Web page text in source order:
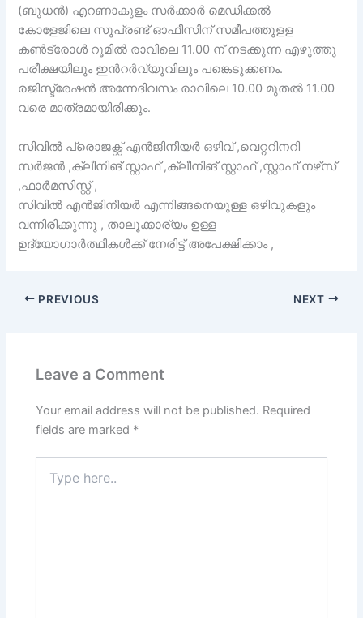
(ബുധൻ) എറണാകുളം സർക്കാർ മെഡിക്കൽ
കോളേജിലെ സൂപ്രണ്ട് ഓഫീസിന് സമീപത്തുളള
കൺട്രോൾ റൂമിൽ രാവിലെ 11.00 ന് നടക്കുന്ന എഴുത്തു
പരീക്ഷയിലും ഇൻറർവ്യൂവിലും പങ്കെടുക്കണം.
രജിസ്ട്രേഷൻ അന്നേദിവസം രാവിലെ 10.00 മുതൽ 11.00
വരെ മാത്രമായിരിക്കും.
സിവിൽ പ്രൊജക്റ്റ് എൻജിനീയർ ഒഴിവ് ,വെറ്ററിനറി
സർജൻ ,ക്ലീനിങ് സ്റ്റാഫ് ,ക്ലീനിങ് സ്റ്റാഫ് ,സ്റ്റാഫ് നഴ്‌സ്
,ഫാർമസിസ്റ്റ് ,
സിവിൽ എൻജിനീയർ എന്നിങ്ങനെയുള്ള ഒഴിവുകളും
വന്നിരിക്കുന്നു , താലൂക്കാര്യം ഉള്ള
ഉദ്യോഗാർത്ഥികൾക്ക് നേരിട്ട് അപേക്ഷിക്കാം ,
PREVIOUS NEXT
Leave a Comment
Your email address will not be published. Required
fields are marked *
here..